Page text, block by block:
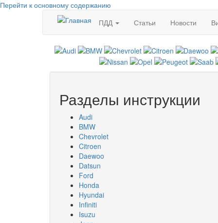
Перейти к основному содержанию
ПДД
Статьи Новости
Разделы инструкции
Audi
BMW
Chevrolet
Citroen
Daewoo
Datsun
Ford
Honda
Hyundai
Infiniti
Isuzu